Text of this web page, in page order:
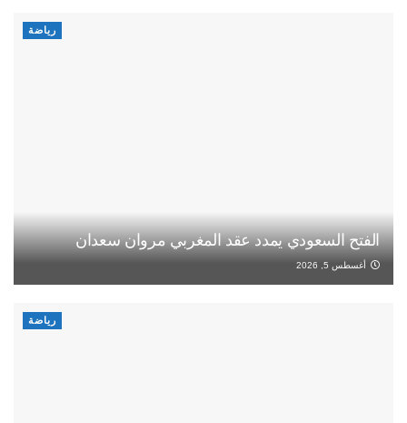
رياضة
الفتح السعودي يمدد عقد المغربي مروان سعدان
أغسطس 5, 2026
رياضة